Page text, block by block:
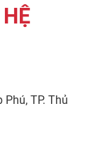
Phú, TP. Thủ